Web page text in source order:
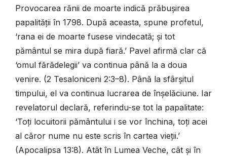
Provocarea rănii de moarte indică prăbușirea
papalității în 1798. După aceasta, spune profetul,
‘rana ei de moarte fusese vindecată; și tot
pământul se mira după fiară.’ Pavel afirmă clar că
‘omul fărădelegii’ va continua până la a doua
venire. (2 Tesaloniceni 2:3–8). Până la sfârșitul
timpului, el va continua lucrarea de înșelăciune. Iar
revelatorul declară, referindu-se tot la papalitate:
‘Toți locuitorii pământului i se vor închina, toți acei
al căror nume nu este scris în cartea vieții.’
(Apocalipsa 13:8). Atât în Lumea Veche, cât și în